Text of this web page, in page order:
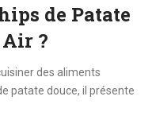
de Patate
Air ?
des aliments
patate douce, il présente